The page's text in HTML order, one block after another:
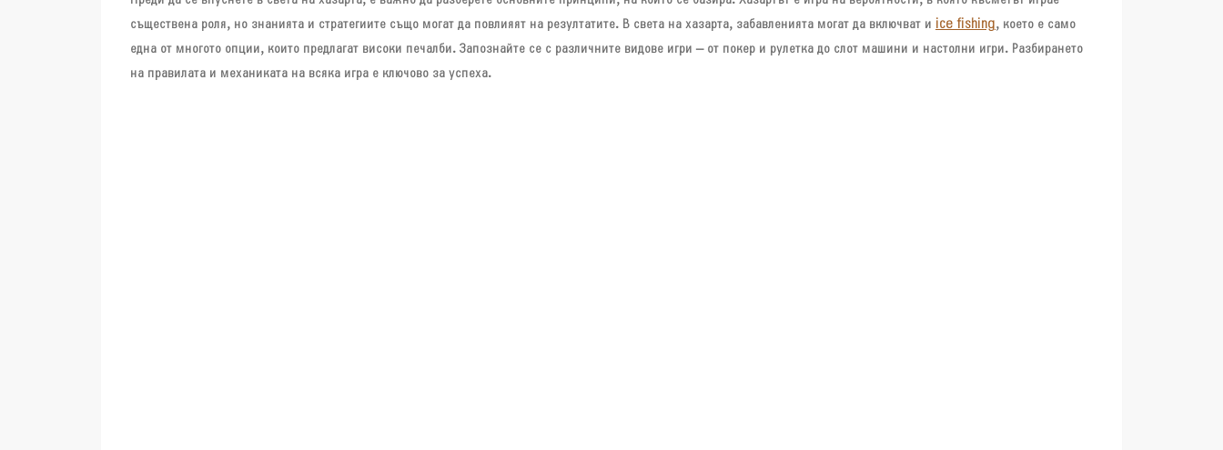
съществена роля, но знанията и стратегиите също могат да повлияят на резултатите. В света на хазарта, забавленията могат да включват и ice fishing, което е само
една от многото опции, които предлагат високи печалби. Запознайте се с различните видове игри – от покер и рулетка до слот машини и настолни игри. Разбирането
на правилата и механиката на всяка игра е ключово за успеха.